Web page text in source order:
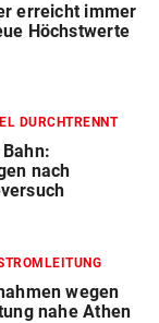
erreicht immer
Höchstwerte
DURCHTRENNT
Bahn:
nach
wegen
nahe Athen